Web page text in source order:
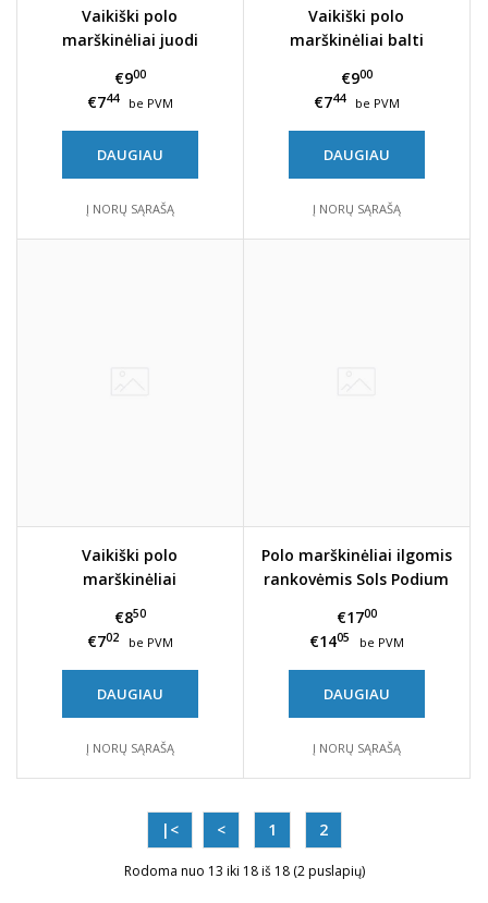
Vaikiški polo
marškinėliai juodi
€900
€744 be PVM
DAUGIAU
Į NORŲ SĄRAŠĄ
Vaikiški polo
marškinėliai balti
€900
€744 be PVM
DAUGIAU
Į NORŲ SĄRAŠĄ
Vaikiški polo
marškinėliai
€850
€702 be PVM
DAUGIAU
Į NORŲ SĄRAŠĄ
Polo marškinėliai ilgomis
rankovėmis Sols Podium
€1700
€1405 be PVM
DAUGIAU
Į NORŲ SĄRAŠĄ
|< < 1 2
Rodoma nuo 13 iki 18 iš 18 (2 puslapių)